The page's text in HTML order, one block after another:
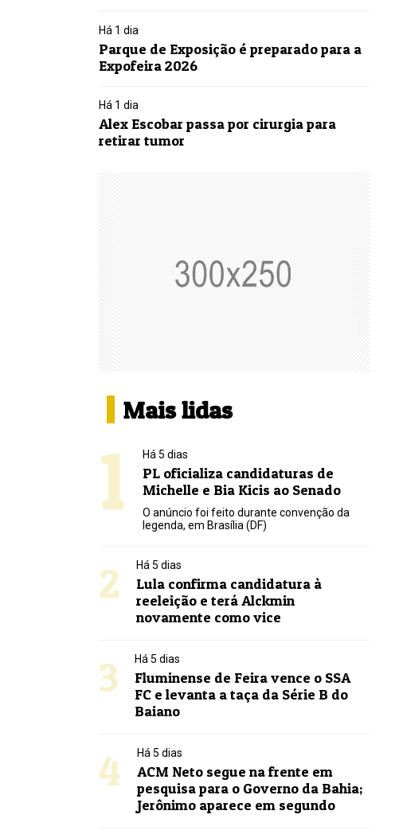
Há 1 dia
Parque de Exposição é preparado para a
Expofeira 2026
Há 1 dia
Alex Escobar passa por cirurgia para
retirar tumor
Mais lidas
1 Há 5 dias
PL oficializa candidaturas de
Michelle e Bia Kicis ao Senado
O anúncio foi feito durante convenção da
legenda, em Brasília (DF)
2 Há 5 dias
Lula confirma candidatura à
reeleição e terá Alckmin
novamente como vice
3 Há 5 dias
Fluminense de Feira vence o SSA
FC e levanta a taça da Série B do
Baiano
4 Há 5 dias
ACM Neto segue na frente em
pesquisa para o Governo da Bahia;
Jerônimo aparece em segundo